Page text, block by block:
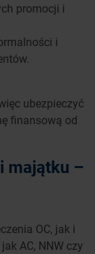
promocji i
i
ubezpieczyć
finansową od
majątku –
OC, jak i
AC, NNW czy